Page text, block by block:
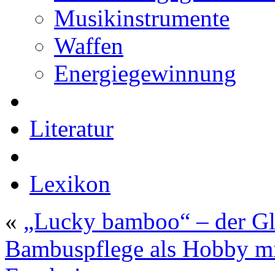
Musikinstrumente
Waffen
Energiegewinnung
Literatur
Lexikon
« „Lucky bamboo“ – der
Bambuspflege als Hobby